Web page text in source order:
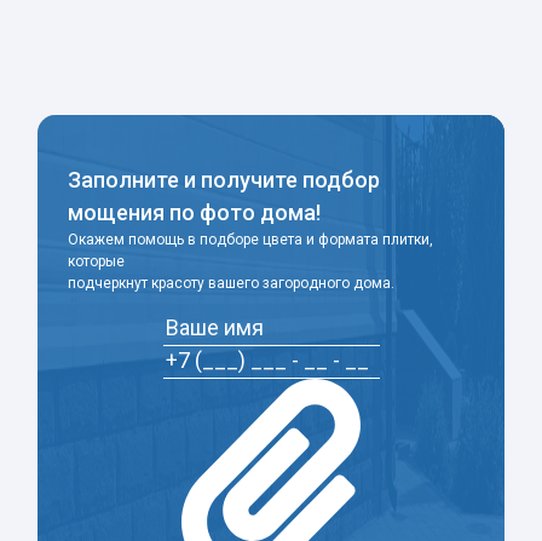
Заполните и получите подбор
мощения по фото дома!
Окажем помощь в подборе цвета и формата плитки,
которые
подчеркнут красоту вашего загородного дома.